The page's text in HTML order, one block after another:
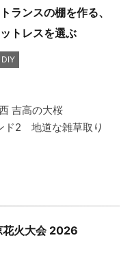
ランスの棚を作る、
トレスを選ぶ
DIY
吉高の大桜
ド2 地道な雑草取り
花火大会 2026